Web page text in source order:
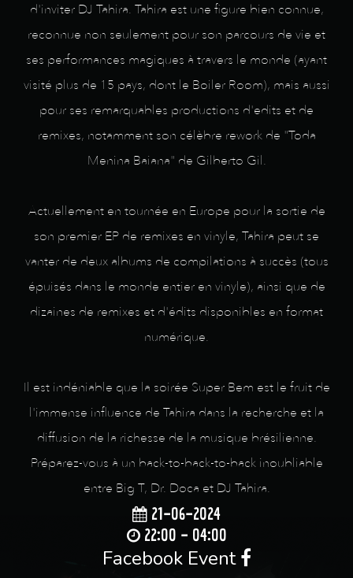
d'inviter DJ Tahira. Tahira est une figure bien connue,
reconnue non seulement pour son parcours de vie et
ses performances magiques à travers le monde (ayant
visité plus de 15 pays, dont le Boiler Room), mais aussi
pour ses remarquables productions d'edits et de
remixes, notamment son célèbre rework de "Toda
Menina Baiana" de Gilberto Gil.
Actuellement en tournée en Europe pour la sortie de
son premier EP de remixes en vinyle, Tahira peut se
vanter de deux albums de compilations à succès (tous
épuisés dans le monde entier en vinyle), ainsi que de
dizaines de remixes et d'édits disponibles en format
numérique.
Il est indéniable que la soirée Super Bem est le fruit de
l'immense influence de Tahira dans la recherche et la
diffusion de la richesse de la musique brésilienne.
Préparez-vous à un back-to-back-to-back inoubliable
entre Big T, Dr. Doca et DJ Tahira.
21-06-2024
22:00 - 04:00
Facebook Event